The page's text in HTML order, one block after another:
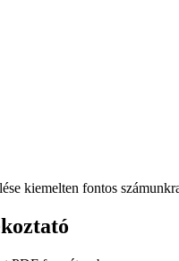
kiemelten fontos